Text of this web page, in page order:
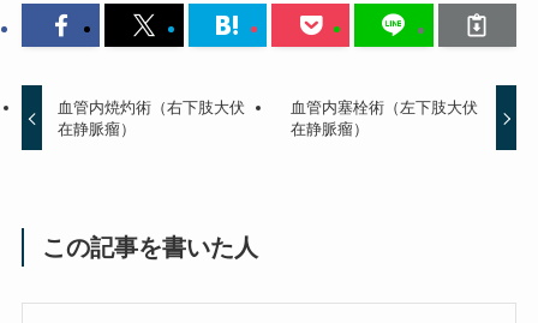
血管内焼灼術（右下肢大伏
在静脈瘤）
血管内塞栓術（左下肢大伏
在静脈瘤）
この記事を書いた人